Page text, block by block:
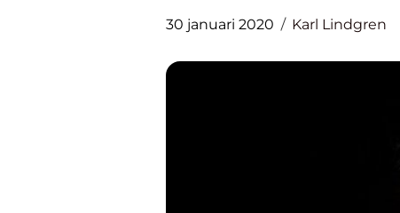
30 januari 2020 Karl Lindgren